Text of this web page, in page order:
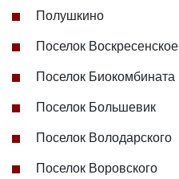
Полушкино
Поселок Воскресенское
Поселок Биокомбината
Поселок Большевик
Поселок Володарского
Поселок Воровского